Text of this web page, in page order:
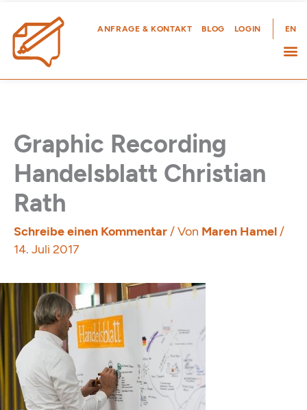
Inhalt
springen
ANFRAGE & KONTAKT BLOG LOGIN EN
Graphic Recording
Handelsblatt Christian
Rath
Schreibe einen Kommentar/ Von Maren Hamel/
14. Juli 2017